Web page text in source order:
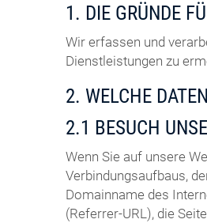
1. DIE GRÜNDE
Wir erfassen und
Dienstleistungen zu
2. WELCHE
2.1 BESUCH
Wenn Sie auf unsere
Verbindungsaufbaus,
Domainname des
(Referrer-URL), die